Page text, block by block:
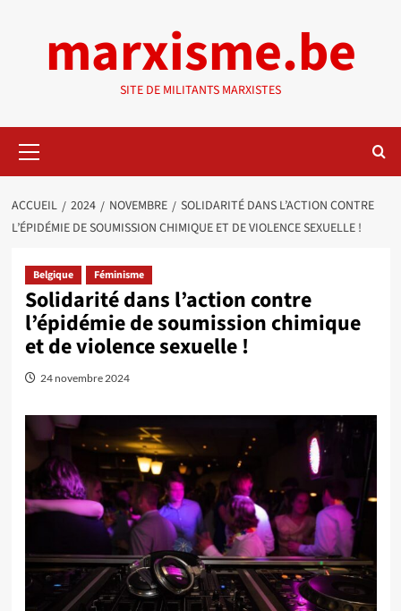
marxisme.be
SITE DE MILITANTS MARXISTES
principal
ACCUEIL 2024 NOVEMBRE
SOLIDARITÉ DANS L’ACTION CONTRE
L’ÉPIDÉMIE DE SOUMISSION CHIMIQUE ET DE VIOLENCE SEXUELLE !
Belgique Féminisme
Solidarité dans l’action contre
l’épidémie de soumission chimique
et de violence sexuelle !
24 novembre 2024